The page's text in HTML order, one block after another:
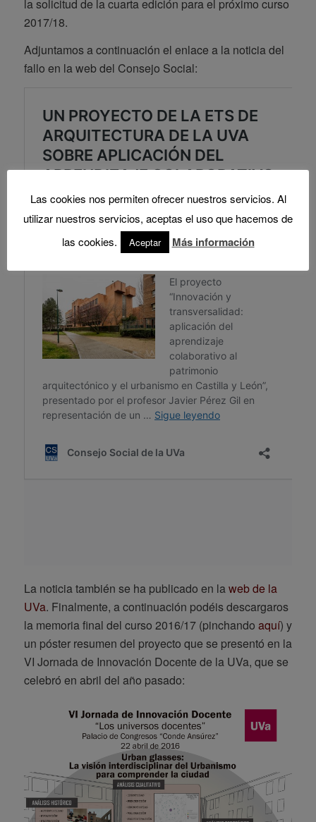
la solicitud de la cuarta edición para el próximo curso
2017/18.
Adjuntamos a continuación el enlace a la noticia del
fallo en la web del Consejo Social:
La noticia también se ha publicado en laweb de la
UVa. Finalmente, a continuación podéis descargaros
la memoria final del curso 2016/17 (pinchando aquí) y
un póster resumen del proyecto que se presentó en la
VI Jornada de Innovación Docente de la UVa, que se
celebró en abril del año pasado:
Las cookies nos permiten ofrecer nuestros servicios. Al
utilizar nuestros servicios, aceptas el uso que hacemos de
las cookies.
Aceptar Más información